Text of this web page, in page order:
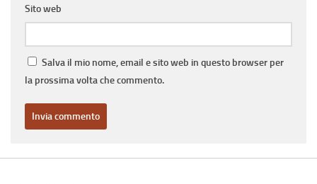
Sito web
Salva il mio nome, email e sito web in questo browser per
la prossima volta che commento.